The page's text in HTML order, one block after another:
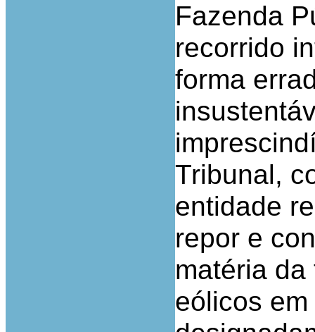
Fazenda
recorrido
forma
Tribunal,
entidade
repor e
matéria
eólicos